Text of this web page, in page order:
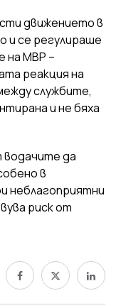
движението в
и се регулираше
на МВР –
реакция на
службите,
и не бяха
да
в
неблагоприятни
риск от